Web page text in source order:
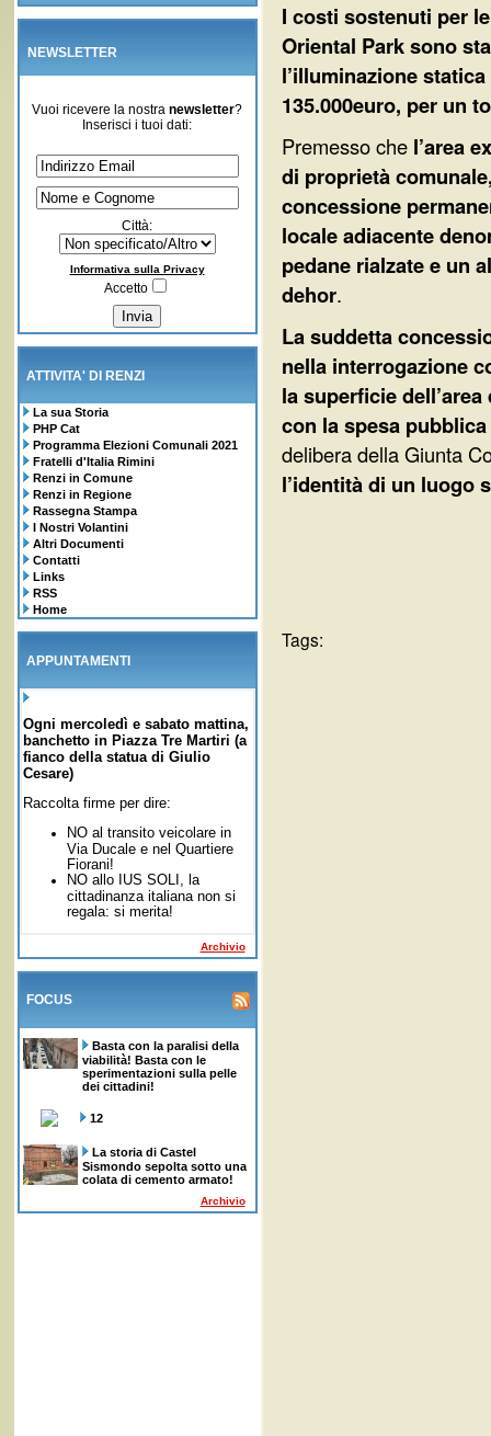
NEWSLETTER
Vuoi ricevere la nostra newsletter?
Inserisci i tuoi dati:
Città:
Informativa sulla Privacy
Accetto
ATTIVITA' DI RENZI
La sua Storia
PHP Cat
Programma Elezioni Comunali 2021
Fratelli d'Italia Rimini
Renzi in Comune
Renzi in Regione
Rassegna Stampa
I Nostri Volantini
Altri Documenti
Contatti
Links
RSS
Home
APPUNTAMENTI
Ogni mercoledì e sabato mattina,
banchetto in Piazza Tre Martiri (a
fianco della statua di Giulio
Cesare)
Raccolta firme per dire:
NO al transito veicolare in
Via Ducale e nel Quartiere
Fiorani!
NO allo IUS SOLI, la
cittadinanza italiana non si
regala: si merita!
Archivio
FOCUS
Basta con la paralisi della
viabilità! Basta con le
sperimentazioni sulla pelle
dei cittadini!
12
La storia di Castel
Sismondo sepolta sotto una
colata di cemento armato!
Archivio
I costi sostenuti per
Oriental Park sono
l’illuminazione
135.000euro, per un
Premesso che l’area
di proprietà
concessione
locale adiacente
pedane rialzate e un
dehor.
La suddetta
nella interrogazione
la superficie
con la spesa
delibera della Giunta
l’identità di un luogo
Tags: